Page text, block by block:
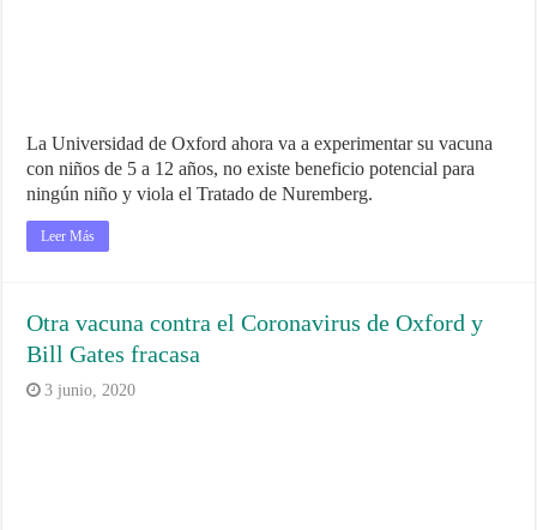
La Universidad de Oxford ahora va a experimentar su vacuna
con niños de 5 a 12 años, no existe beneficio potencial para
ningún niño y viola el Tratado de Nuremberg.
Leer Más
Otra vacuna contra el Coronavirus de Oxford y
Bill Gates fracasa
3 junio, 2020